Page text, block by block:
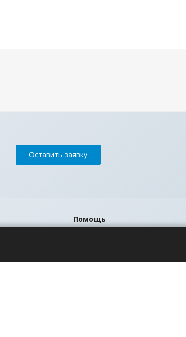
Оставить заявку
Помощь